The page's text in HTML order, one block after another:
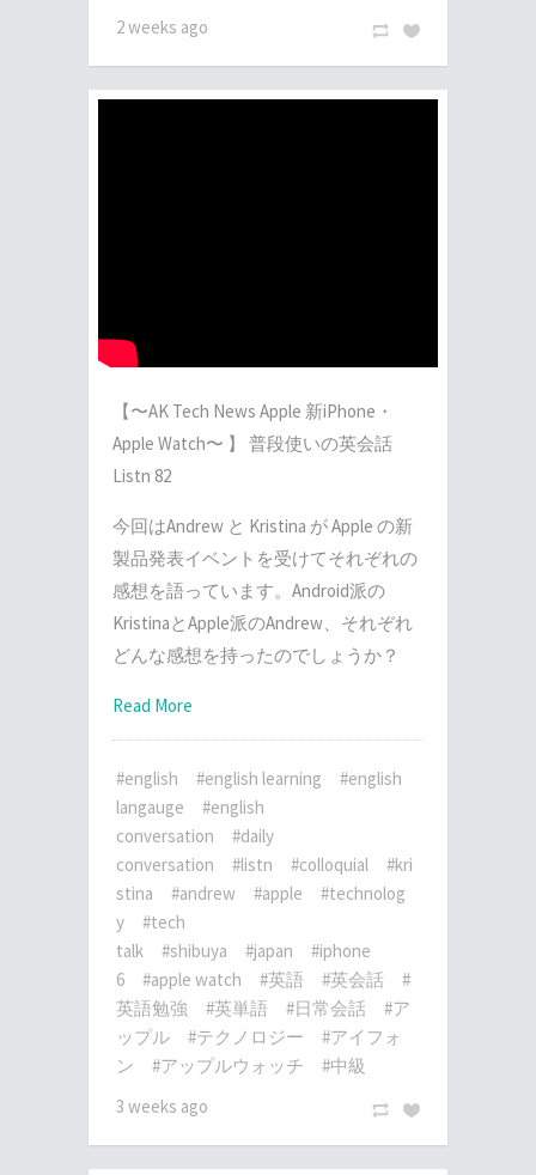
2 weeks ago
【〜AK Tech News Apple 新iPhone・
Apple Watch〜 】 普段使いの英会話
Listn 82
今回はAndrew と Kristina が Apple の新
製品発表イベントを受けてそれぞれの
感想を語っています。Android派の
KristinaとApple派のAndrew、それぞれ
どんな感想を持ったのでしょうか？
Read More
#english #english learning
#english
langauge
#english
conversation
#daily
conversation
#listn #colloquial
#kri
stina
#andrew #apple
#technolog
y
#tech
talk
#shibuya #japan
#iphone
6
#apple watch #英語 #英会話
#
英語勉強
#英単語 #日常会話
#ア
ップル
#テクノロジー
#アイフォ
ン
#アップルウォッチ
#中級
3 weeks ago